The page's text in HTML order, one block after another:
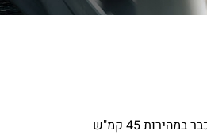
שמתי לב שהאוטו נמצא בהילוך אוטומט הוא מעביר הילוכים לפני הזמן,זאת אומרת הוא מגיע תמיד למצב שהוא נמצא בהילוך רביעי כבר במהירות 45 קמ"ש